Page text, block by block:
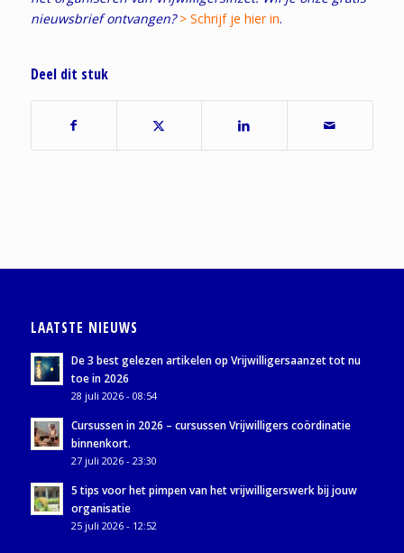
nieuwsbrief ontvangen?> Schrijf je hier in.
Deel dit stuk
LAATSTE NIEUWS
De 3 best gelezen artikelen op Vrijwilligersaanzet tot nu
toe in 2026
28 juli 2026 - 08:54
Cursussen in 2026 – cursussen Vrijwilligers coördinatie
binnenkort.
27 juli 2026 - 23:30
5 tips voor het pimpen van het vrijwilligerswerk bij jouw
organisatie
25 juli 2026 - 12:52